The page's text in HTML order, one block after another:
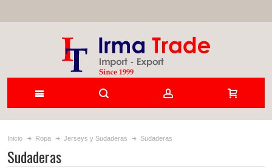
Inicio Ropa Jerseys y Sudaderas Sudaderas
Sudaderas